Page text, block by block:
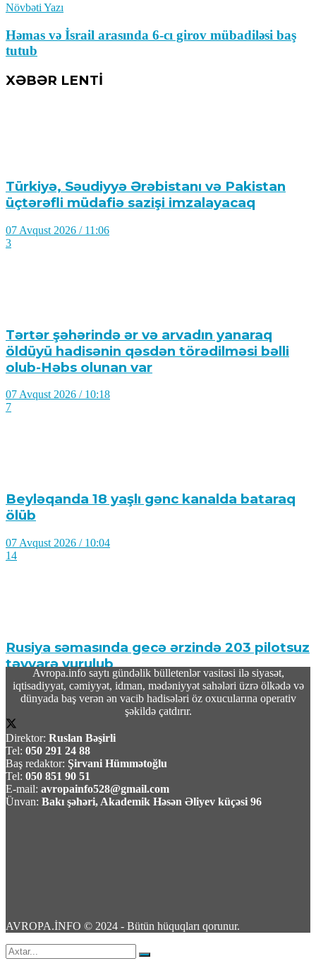
Növbəti Yazı
Həmas və İsrail arasında 6-cı girov mübadiləsi baş
tutub
XƏBƏR LENTİ
Türkiyə, Səudiyyə Ərəbistanı və Pakistan
üçtərəfli müdafiə sazişi imzalayacaq
07 Avqust 2026 / 11:06
3
Tərtər şəhərində ər və arvadın yanaraq
öldüyü hadisənin qəsdən törədilməsi bəlli
olub-Həbs olunan var
07 Avqust 2026 / 10:18
7
Beyləqanda 18 yaşlı gənc kanalda bataraq
ölüb
07 Avqust 2026 / 10:04
14
Rusiya səmasında gecə ərzində 203 pilotsuz
təyyarə vurulub
07 Avqust 2026 / 9:54
Məhəmməd Əsədullazadə:“Azərbaycan-
Ermənistan Mövzusu ATƏT Üçün Artıq
Avropa.info saytı gündəlik bülletenlər vasitəsi ilə siyasət,
iqtisadiyyat, cəmiyyət, idman, mədəniyyət sahələri üzrə ölkədə və
dünyada baş verən ən vacib hadisələri öz oxucularına operativ
şəkildə çatdırır.
Direktor: Ruslan Bəşirli
Tel: 050 291 24 88
Baş redaktor: Şirvani Hümmətoğlu
Tel: 050 851 90 51
E-mail: avropainfo528@gmail.com
Ünvan: Bakı şəhəri, Akademik Həsən Əliyev küçəsi 96
AVROPA.İNFO © 2024 - Bütün hüquqları qorunur.